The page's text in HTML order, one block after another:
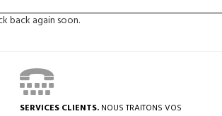
back again soon.
SERVICES CLIENTS. NOUS TRAITONS VOS